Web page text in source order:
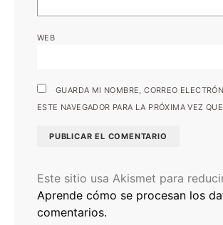
WEB
GUARDA MI NOMBRE, CORREO
ESTE NAVEGADOR PARA LA PRÓXIMA VEZ
Este sitio usa Akismet para
Aprende cómo se procesan los
comentarios.